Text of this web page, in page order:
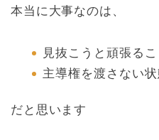
本当に大事なのは、
見抜こうと頑張るこ
主導権を渡さない
だと思います